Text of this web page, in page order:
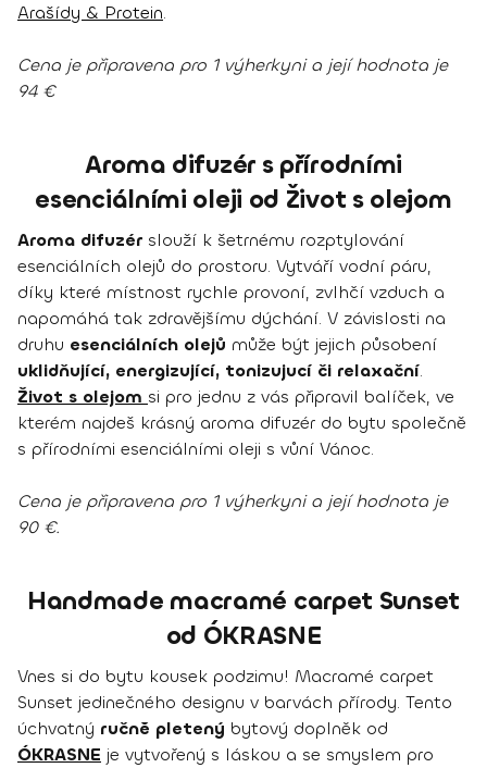
Arašídy & Protein.
Cena je připravena pro 1 výherkyni a její hodnota je
94 €
Aroma difuzér s přírodními
esenciálními oleji od Život s olejom
Aroma difuzér slouží k šetrnému rozptylování
esenciálních olejů do prostoru. Vytváří vodní páru,
díky které místnost rychle provoní, zvlhčí vzduch a
napomáhá tak zdravějšímu dýchání. V závislosti na
druhu esenciálních olejů může být jejich působení
uklidňující, energizující, tonizujucí či relaxační.
Život s olejom si pro jednu z vás připravil balíček, ve
kterém najdeš krásný aroma difuzér do bytu společně
s přírodními esenciálními oleji s vůní Vánoc.
Cena je připravena pro 1 výherkyni a její hodnota je
90 €.
Handmade macramé carpet Sunset
od ÓKRASNE
Vnes si do bytu kousek podzimu! Macramé carpet
Sunset jedinečného designu v barvách přírody. Tento
úchvatný ručně pletený bytový doplněk od
ÓKRASNE je vytvořený s láskou a se smyslem pro